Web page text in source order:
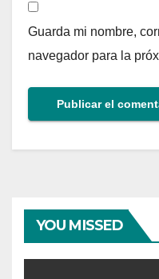
Guarda mi nombre,
navegador para la
YOU MISSED